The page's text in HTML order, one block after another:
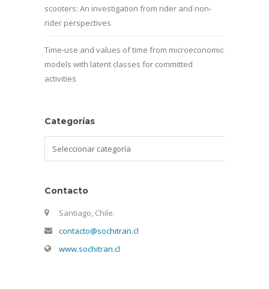
scooters: An investigation from rider and non-
rider perspectives
Time-use and values of time from microeconomic
models with latent classes for committed
activities
Categorías
Contacto
Santiago, Chile.
contacto@sochitran.cl
www.sochitran.cl